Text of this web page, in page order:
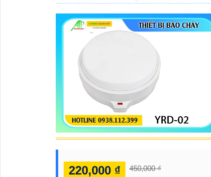
220,000 ₫ 450,000 ₫